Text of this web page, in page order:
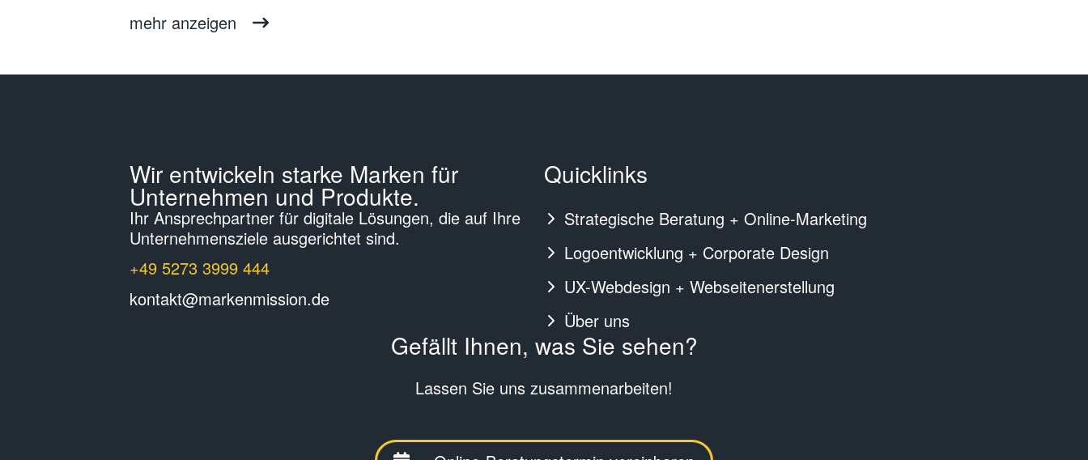
mehr anzeigen
Wir entwickeln starke Marken für
Unternehmen und Produkte.
Ihr Ansprechpartner für digitale Lösungen, die auf Ihre
Unternehmens­ziele ausgerichtet sind.
+49 5273 3999 444
kontakt@markenmission.de
Quicklinks
Strategische Beratung + Online-Marketing
Logoentwicklung + Corporate Design
UX-Webdesign + Webseitenerstellung
Über uns
Gefällt Ihnen, was Sie sehen?
Lassen Sie uns zusammenarbeiten!